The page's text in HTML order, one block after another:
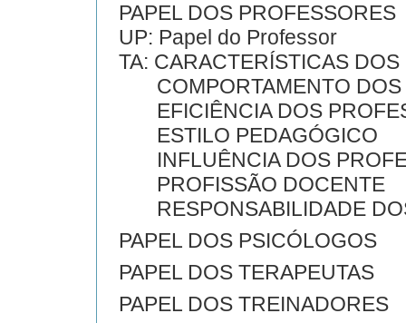
PAPEL DOS PROFESSORES
UP: Papel do Professor
TA: CARACTERÍSTICAS
COMPORTAMENTO DOS
EFICIÊNCIA DOS
ESTILO PEDAGÓGICO
INFLUÊNCIA DOS
PROFISSÃO DOCENTE
RESPONSABILIDADE
PAPEL DOS PSICÓLOGOS
PAPEL DOS TERAPEUTAS
PAPEL DOS TREINADORES